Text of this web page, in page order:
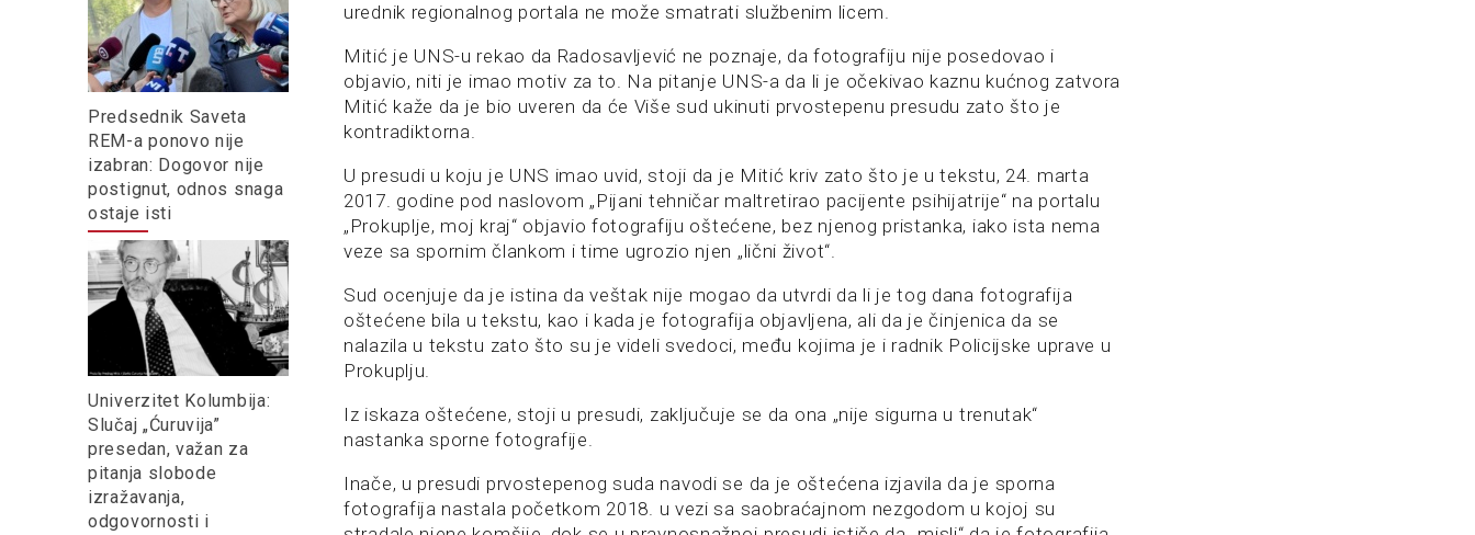
Predsednik Saveta
REM-a ponovo nije
izabran: Dogovor nije
postignut, odnos snaga
ostaje isti
Univerzitet Kolumbija:
Slučaj „Ćuruvija”
presedan, važan za
pitanja slobode
izražavanja,
odgovornosti i
urednik regionalnog portala ne može smatrati službenim licem.
Mitić je UNS-u rekao da Radosavljević ne poznaje, da fotografiju nije posedovao i
objavio, niti je imao motiv za to. Na pitanje UNS-a da li je očekivao kaznu kućnog zatvora
Mitić kaže da je bio uveren da će Više sud ukinuti prvostepenu presudu zato što je
kontradiktorna.
U presudi u koju je UNS imao uvid, stoji da je Mitić kriv zato što je u tekstu, 24. marta
2017. godine pod naslovom „Pijani tehničar maltretirao pacijente psihijatrije“ na portalu
„Prokuplje, moj kraj“ objavio fotografiju oštećene, bez njenog pristanka, iako ista nema
veze sa spornim člankom i time ugrozio njen „lični život“.
Sud ocenjuje da je istina da veštak nije mogao da utvrdi da li je tog dana fotografija
oštećene bila u tekstu, kao i kada je fotografija objavljena, ali da je činjenica da se
nalazila u tekstu zato što su je videli svedoci, među kojima je i radnik Policijske uprave u
Prokuplju.
Iz iskaza oštećene, stoji u presudi, zaključuje se da ona „nije sigurna u trenutak“
nastanka sporne fotografije.
Inače, u presudi prvostepenog suda navodi se da je oštećena izjavila da je sporna
fotografija nastala početkom 2018. u vezi sa saobraćajnom nezgodom u kojoj su